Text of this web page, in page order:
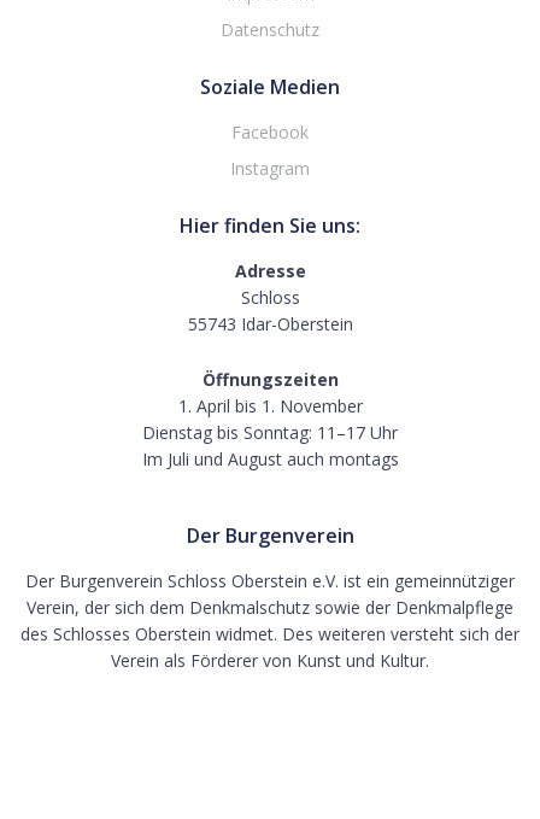
Datenschutz
Soziale Medien
Facebook
Instagram
Hier finden Sie uns:
Adresse
Schloss
55743 Idar-Oberstein
Öffnungszeiten
1. April bis 1. November
Dienstag bis Sonntag: 11–17 Uhr
Im Juli und August auch montags
Der Burgenverein
Der Burgenverein Schloss Oberstein e.V. ist ein gemeinnütziger
Verein, der sich dem Denkmalschutz sowie der Denkmalpflege
des Schlosses Oberstein widmet. Des weiteren versteht sich der
Verein als Förderer von Kunst und Kultur.